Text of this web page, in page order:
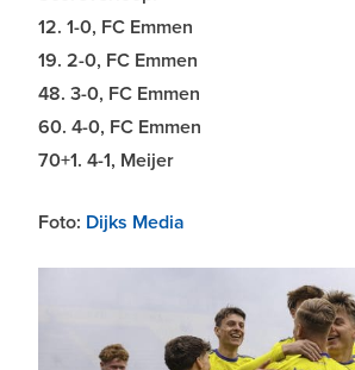
12. 1-0, FC Emmen
19. 2-0, FC Emmen
48. 3-0, FC Emmen
60. 4-0, FC Emmen
70+1. 4-1, Meijer
Foto: Dijks Media